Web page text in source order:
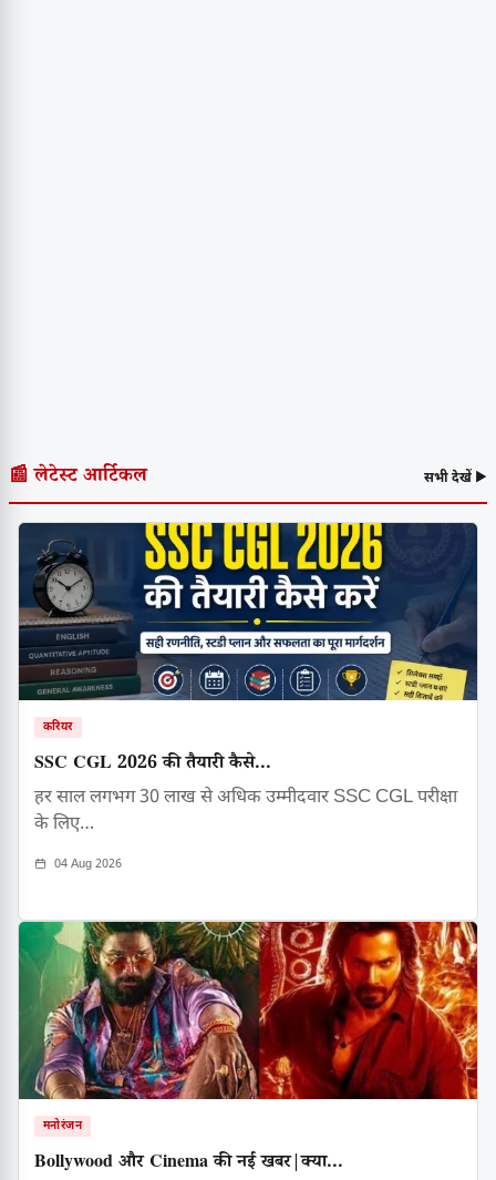
📰 लेटेस्ट आर्टिकल सभी देखें ▶
करियर
SSC CGL 2026 की तैयारी कैसे...
हर साल लगभग 30 लाख से अधिक उम्मीदवार SSC CGL परीक्षा
के लिए…
04 Aug 2026
मनोरंजन
Bollywood और Cinema की नई खबर|क्या...